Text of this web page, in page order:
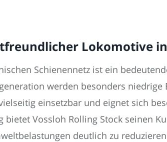
Lokomotive
Schienennetz ist ein
werden besonders niedrige
einsetzbar und eignet sich
Vossloh Rolling Stock seinen
deutlich zu